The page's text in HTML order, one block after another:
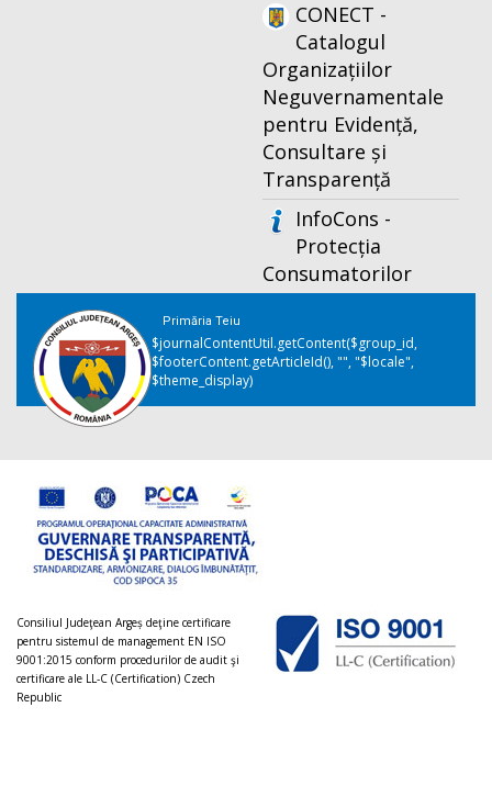
CONECT -
Catalogul
Organizațiilor
Neguvernamentale
pentru Evidență,
Consultare și
Transparență
InfoCons -
Protecția
Consumatorilor
Primăria Teiu
$journalContentUtil.getContent($group_id,
$footerContent.getArticleId(), "", "$locale",
$theme_display)
Consiliul Judeţean Argeș deţine certificare
pentru sistemul de management EN ISO
9001:2015 conform procedurilor de audit şi
certificare ale LL-C (Certification) Czech
Republic